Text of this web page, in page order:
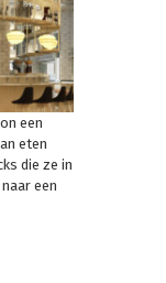
een
eten
die ze in
een